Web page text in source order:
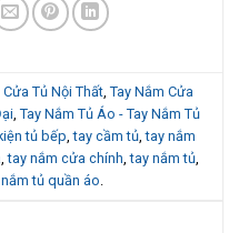
Cửa Tủ Nội Thất Tay Nắm Cửa
Tay Nắm Tủ Áo - Tay Nắm Tủ
tủ bếp ,tay cầm tủ ,tay nắm
,tay nắm cửa chính ,tay nắm tủ,
tủ quần áo